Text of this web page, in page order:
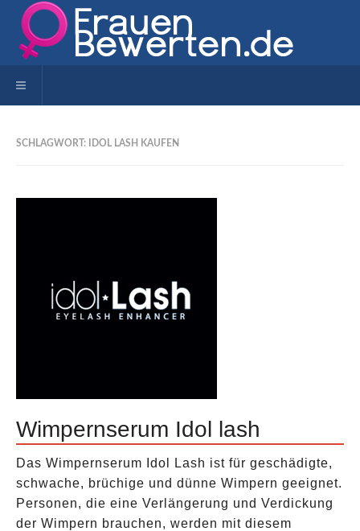
Toggle navigation
SCHLAGWORT: IDOL LASH KAUFEN
Wimpernserum Idol lash
Das Wimpernserum Idol Lash ist für geschädigte,
schwache, brüchige und dünne Wimpern geeignet.
Personen, die eine Verlängerung und Verdickung
der Wimpern brauchen, werden mit diesem